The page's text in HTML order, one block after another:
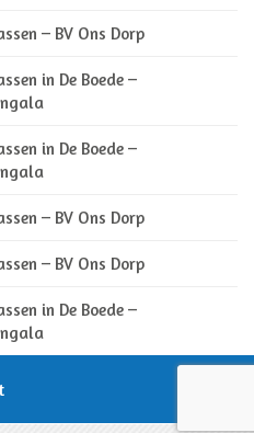
– BV Ons Dorp
in De Boede –
in De Boede –
– BV Ons Dorp
– BV Ons Dorp
in De Boede –